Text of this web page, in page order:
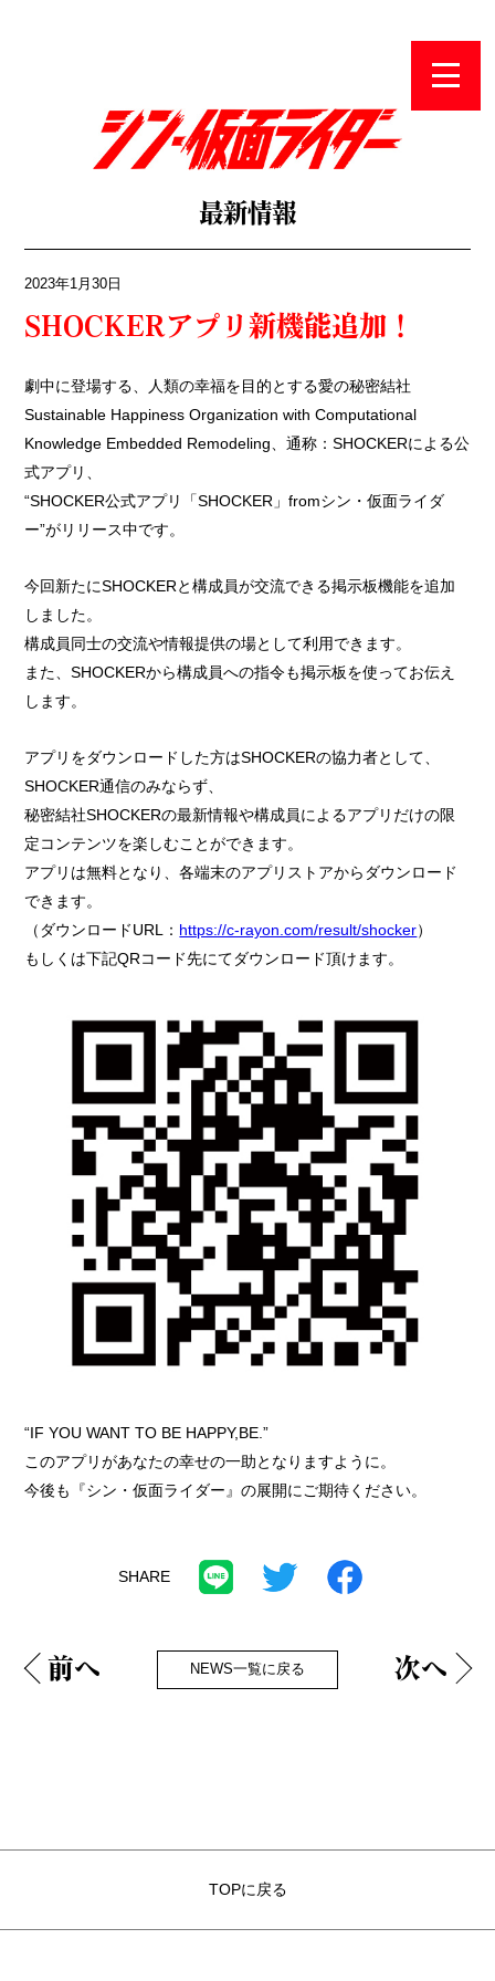
最新情報
2023年1月30日
SHOCKERアプリ新機能追加！
劇中に登場する、人類の幸福を目的とする愛の秘密結社
Sustainable Happiness Organization with Computational
Knowledge Embedded Remodeling、通称：SHOCKERによる公
式アプリ、
“SHOCKER公式アプリ「SHOCKER」fromシン・仮面ライダ
ー”がリリース中です。
今回新たにSHOCKERと構成員が交流できる掲示板機能を追加
しました。
構成員同士の交流や情報提供の場として利用できます。
また、SHOCKERから構成員への指令も掲示板を使ってお伝え
します。
アプリをダウンロードした方はSHOCKERの協力者として、
SHOCKER通信のみならず、
秘密結社SHOCKERの最新情報や構成員によるアプリだけの限
定コンテンツを楽しむことができます。
アプリは無料となり、各端末のアプリストアからダウンロード
できます。
（ダウンロードURL： https://c-rayon.com/result/shocker）
もしくは下記QRコード先にてダウンロード頂けます。
“IF YOU WANT TO BE HAPPY,BE.”
このアプリがあなたの幸せの一助となりますように。
今後も『シン・仮面ライダー』の展開にご期待ください。
前へ NEWS一覧に戻る 次へ
TOPに戻る